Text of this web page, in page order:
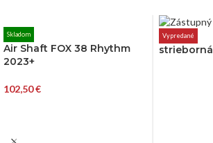
Skladom
Air Shaft FOX 38 Rhythm
2023+
102,50€
Vypredané
strieborná